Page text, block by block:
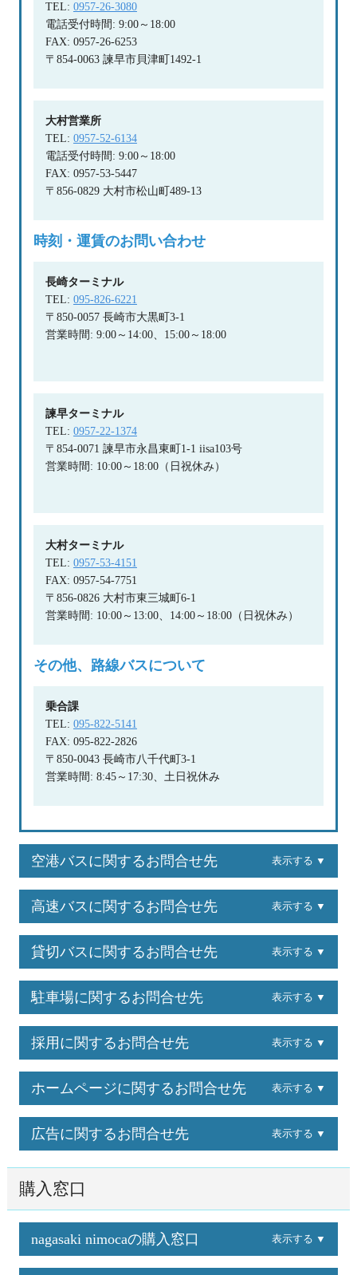
TEL: 0957-26-3080
電話受付時間: 9:00～18:00
FAX: 0957-26-6253
〒854-0063 諫早市貝津町1492-1
大村営業所
TEL: 0957-52-6134
電話受付時間: 9:00～18:00
FAX: 0957-53-5447
〒856-0829 大村市松山町489-13
時刻・運賃のお問い合わせ
長崎ターミナル
TEL: 095-826-6221
〒850-0057 長崎市大黒町3-1
営業時間: 9:00～14:00、15:00～18:00
諫早ターミナル
TEL: 0957-22-1374
〒854-0071 諫早市永昌東町1-1 iisa103号
営業時間: 10:00～18:00（日祝休み）
大村ターミナル
TEL: 0957-53-4151
FAX: 0957-54-7751
〒856-0826 大村市東三城町6-1
営業時間: 10:00～13:00、14:00～18:00（日祝休み）
その他、路線バスについて
乗合課
TEL: 095-822-5141
FAX: 095-822-2826
〒850-0043 長崎市八千代町3-1
営業時間: 8:45～17:30、土日祝休み
空港バスに関するお問合せ先 表示する ▼
高速バスに関するお問合せ先 表示する ▼
貸切バスに関するお問合せ先 表示する ▼
駐車場に関するお問合せ先 表示する ▼
採用に関するお問合せ先 表示する ▼
ホームページに関するお問合せ先 表示する ▼
広告に関するお問合せ先 表示する ▼
購入窓口
nagasaki nimocaの購入窓口 表示する ▼